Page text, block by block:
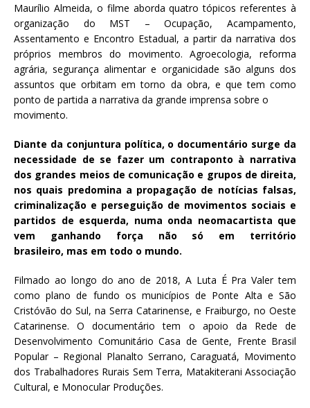
Maurílio Almeida, o filme aborda quatro tópicos referentes à
organização do MST – Ocupação, Acampamento,
Assentamento e Encontro Estadual, a partir da narrativa dos
próprios membros do movimento. Agroecologia, reforma
agrária, segurança alimentar e organicidade são alguns dos
assuntos que orbitam em torno da obra, e que tem como
ponto de partida a narrativa da grande imprensa sobre o
movimento.
Diante da conjuntura política, o documentário surge da
necessidade de se fazer um contraponto à narrativa
dos grandes meios de comunicação e grupos de direita,
nos quais predomina a propagação de notícias falsas,
criminalização e perseguição de movimentos sociais e
partidos de esquerda, numa onda neomacartista que
vem ganhando força não só em território
brasileiro, mas em todo o mundo.
Filmado ao longo do ano de 2018, A Luta É Pra Valer tem
como plano de fundo os municípios de Ponte Alta e São
Cristóvão do Sul, na Serra Catarinense, e Fraiburgo, no Oeste
Catarinense. O documentário tem o apoio da Rede de
Desenvolvimento Comunitário Casa de Gente, Frente Brasil
Popular – Regional Planalto Serrano, Caraguatá, Movimento
dos Trabalhadores Rurais Sem Terra, Matakiterani Associação
Cultural, e Monocular Produções.